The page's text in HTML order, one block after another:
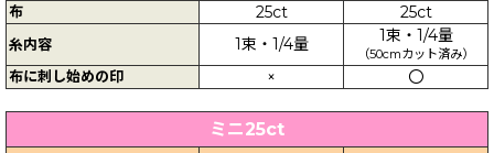
布
25ct 25ct
糸内容 1束・1/4量 1束・1/4量
（50cmカット済み）
布に刺し始めの印 × 〇
ミニ25ct